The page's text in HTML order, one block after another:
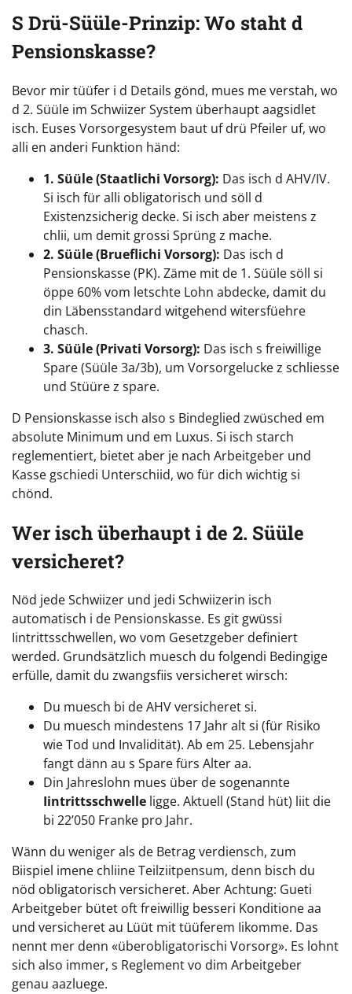
S Drü-Süüle-Prinzip: Wo staht d
Pensionskasse?
Bevor mir tüüfer i d Details gönd, mues me verstah, wo
d 2. Süüle im Schwiizer System überhaupt aagsidlet
isch. Euses Vorsorgesystem baut uf drü Pfeiler uf, wo
alli en anderi Funktion händ:
1. Süüle (Staatlichi Vorsorg): Das isch d AHV/IV.
Si isch für alli obligatorisch und söll d
Existenzsicherig decke. Si isch aber meistens z
chlii, um demit grossi Sprüng z mache.
2. Süüle (Brueflichi Vorsorg): Das isch d
Pensionskasse (PK). Zäme mit de 1. Süüle söll si
öppe 60% vom letschte Lohn abdecke, damit du
din Läbensstandard witgehend witersfüehre
chasch.
3. Süüle (Privati Vorsorg): Das isch s freiwillige
Spare (Süüle 3a/3b), um Vorsorgelucke z schliesse
und Stüüre z spare.
D Pensionskasse isch also s Bindeglied zwüsched em
absolute Minimum und em Luxus. Si isch starch
reglementiert, bietet aber je nach Arbeitgeber und
Kasse gschiedi Unterschiid, wo für dich wichtig si
chönd.
Wer isch überhaupt i de 2. Süüle
versicheret?
Nöd jede Schwiizer und jedi Schwiizerin isch
automatisch i de Pensionskasse. Es git gwüssi
Iintrittsschwellen, wo vom Gesetzgeber definiert
werded. Grundsätzlich muesch du folgendi Bedingige
erfülle, damit du zwangsfiis versicheret wirsch:
Du muesch bi de AHV versicheret si.
Du muesch mindestens 17 Jahr alt si (für Risiko
wie Tod und Invalidität). Ab em 25. Lebensjahr
fangt dänn au s Spare fürs Alter aa.
Din Jahreslohn mues über de sogenannte
Iintrittsschwelle ligge. Aktuell (Stand hüt) liit die
bi 22’050 Franke pro Jahr.
Wänn du weniger als de Betrag verdiensch, zum
Biispiel imene chliine Teilziitpensum, denn bisch du
nöd obligatorisch versicheret. Aber Achtung: Gueti
Arbeitgeber bütet oft freiwillig besseri Konditione aa
und versicheret au Lüüt mit tüüferem Iikomme. Das
nennt mer denn «überobligatorischi Vorsorg». Es lohnt
sich also immer, s Reglement vo dim Arbeitgeber
genau aazluege.